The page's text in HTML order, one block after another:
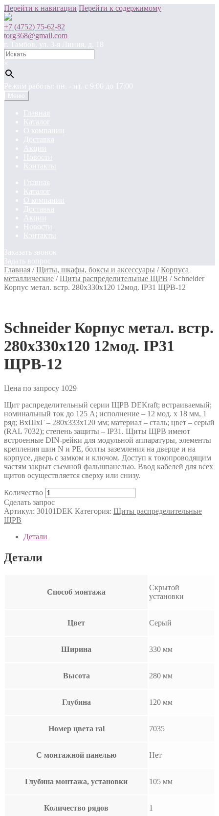
Перейти к навигации Перейти к содержимому
+7 (4752) 75-62-82
torg368@gmail.com
г. Тамбов, ул. 3-я Линия, д. 18
×
Режим работы: пн. - пт. c 9:00 до 17:00
Меню
Главная
Каталог
О компании
Доставка
Акции
Новости
Контакты
Главная
Каталог
О компании
Доставка
Акции
Новости
Контакты
Заказать звонок
Задать вопрос
Главная /Щиты, шкафы, боксы и аксессуары /Корпуса
металлические /Щиты распределительные ЩРВ / Schneider
Корпус метал. встр. 280х330х120 12мод. IP31 ЩРВ-12
Schneider Корпус метал. встр.
280х330х120 12мод. IP31
ЩРВ-12
Цена по запросу 1029
Щит распределительный серии ЩРВ DEKraft; встраиваемый;
номинальный ток до 125 А; исполнение – 12 мод. х 18 мм, 1
ряд; ВхШхГ – 280х333х120 мм; материал – сталь; цвет – серый
(RAL 7032); степень защиты – IP31. Щиты ЩРВ имеют
встроенные DIN-рейки для модульной аппаратуры, элементы
крепления шин N и PE, болты заземления на дверце и на
корпусе, дверь с замком и ключом. Доступ к токопроводящим
частям закрыт съемной фальшпанелью. Ввод кабелей для всех
щитов осуществляется сверху или снизу.
Количество
Сделать запрос
Артикул: 30101DEK Категория: Щиты распределительные
ЩРВ
Детали
Детали
Способ монтажа
Скрытой
установки
Цвет Серый
Ширина 330 мм
Высота 280 мм
Глубина 120 мм
Номер цвета ral 7035
С монтажной панелью Нет
Глубина монтажа, установки 105 мм
Количество рядов 1